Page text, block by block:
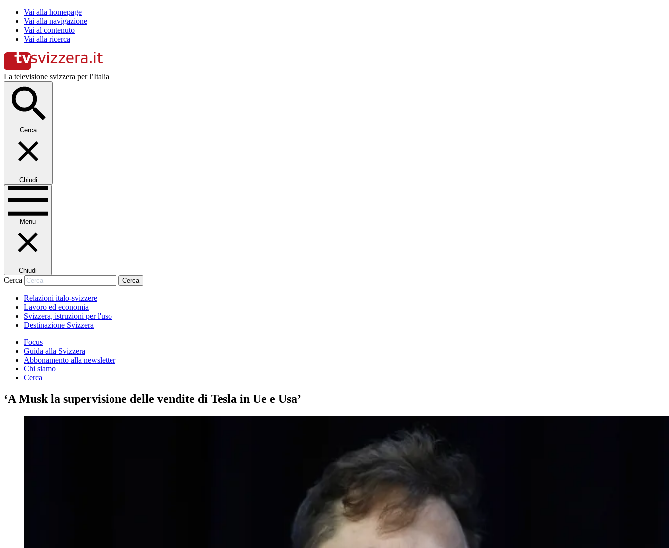
Vai alla homepage
Vai alla navigazione
Vai al contenuto
Vai alla ricerca
La televisione svizzera per l’Italia
Cerca
Chiudi
Menu
Chiudi
Cerca Cerca
Relazioni italo-svizzere
Lavoro ed economia
Svizzera, istruzioni per l'uso
Destinazione Svizzera
Focus
Guida alla Svizzera
Abbonamento alla newsletter
Chi siamo
Cerca
‘A Musk la supervisione delle vendite di Tesla in Ue e Usa’